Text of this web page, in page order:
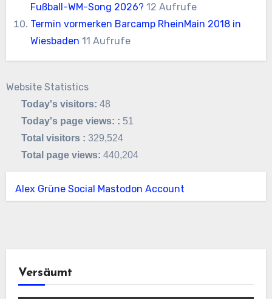
Fußball-WM-Song 2026? 12 Aufrufe
Termin vormerken Barcamp RheinMain 2018 in
Wiesbaden 11 Aufrufe
Website Statistics
Today's visitors:48
Today's page views: : 51
Total visitors :329,524
Total page views:440,204
Alex Grüne Social Mastodon Account
Versäumt